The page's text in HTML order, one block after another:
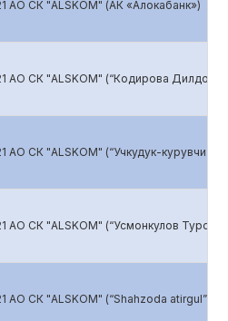
АО СК "ALSKOM" (АК «Алокабанк»)
АО СК "ALSKOM" (“Кодирова Дилдора
АО СК "ALSKOM" (“Учкудук-курувчи”
АО СК "ALSKOM" (“Усмонкулов
АО СК "ALSKOM" (“Shahzoda atirgul”